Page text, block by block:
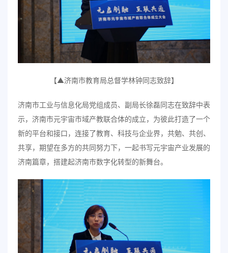
【▲济南市教育局总督学林钟同志致辞】
济南市工业与信息化局党组成员、副局长徐磊同志在致辞中表
示，济南市元宇宙市域产教联合体的成立，为彼此打造了一个
新的平台和接口，连接了教育、科技与企业界，共勉、共创、
共享，期望在多方的共同努力下，一起书写元宇宙产业发展的
济南篇章，搭建起济南市数字化转型的新舞台。